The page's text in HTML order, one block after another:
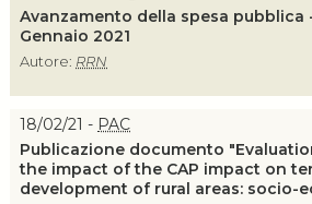
Avanzamento della spesa pubblica
Gennaio 2021
Autore: RRN
18/02/21 - PAC
Publicazione documento
the impact of the CAP impact on
development of rural areas: socio-